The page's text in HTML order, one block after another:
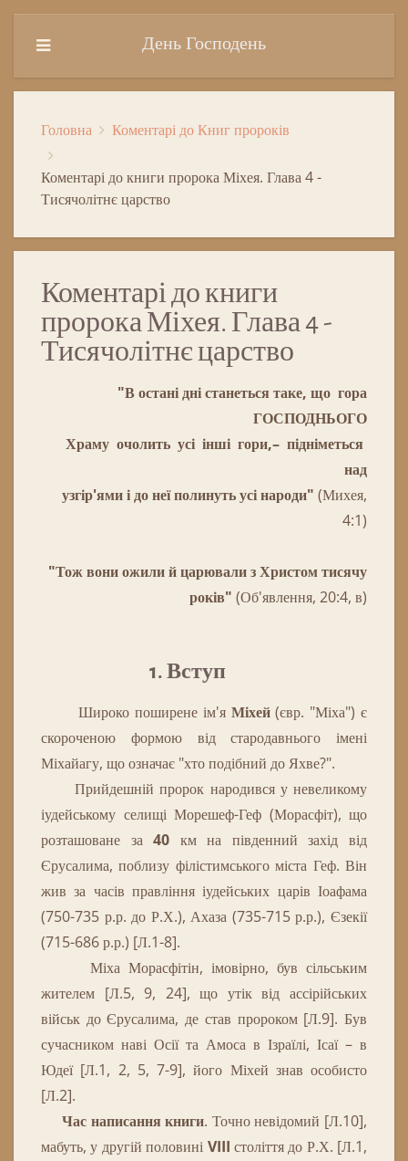
День Господень
Головна Коментарі до Книг пророків
Коментарі до книги пророка Міхея. Глава 4 -
Тисячолітнє царство
Коментарі до книги
пророка Міхея. Глава 4 -
Тисячолітнє царство
"В остані дні станеться таке, що гора
ГОСПОДНЬОГО
Храму очолить усі інші гори,– підніметься
над
узгір'ями і до неї полинуть усі народи" (Михея,
4:1)
"Тож вони ожили й царювали з Христом тисячу
років" (Об'явлення, 20:4, в)
1. Вступ
Широко поширене ім'я Міхей (євр. "Міха") є
скороченою
формою від стародавнього
імені
Міхайагу, щоозначає "хтоподібний доЯхве?".
Прийдешній пророк народився у невеликому
іудейському селищі Морешеф-Геф (Морасфіт), що
розташоване за40 км на південний захід від
Єрусалима, поблизу філістимського міста Геф. Він
жив за часів правління іудейських царів Іоафама
(750-735 р.р. до Р.Х.), Ахаза (735-715 р.р.), Єзекії
(715-686 р.р.) [Л.1-8].
Міха Морасфітін, імовірно, був сільським
жителем [Л.5, 9, 24], що утік від ассірійських
військ до Єрусалима, де став пророком [Л.9]. Був
сучасником наві Осії та Амоса в Ізраїлі, Ісаї – в
Юдеї [Л.1, 2, 5, 7-9], його Міхей знав особисто
[Л.2].
Час написання книги. Точно невідомий [Л.10],
мабуть, у другій половині VIII століття до Р.Х. [Л.1,